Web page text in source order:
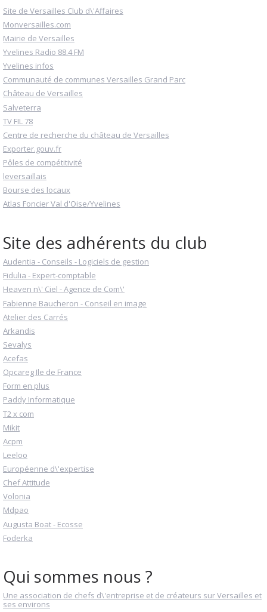
Site de Versailles Club d\'Affaires
Monversailles.com
Mairie de Versailles
Yvelines Radio 88.4 FM
Yvelines infos
Communauté de communes Versailles Grand Parc
Château de Versailles
Salveterra
TV FIL 78
Centre de recherche du château de Versailles
Exporter.gouv.fr
Pôles de compétitivité
leversaillais
Bourse des locaux
Atlas Foncier Val d'Oise/Yvelines
Site des adhérents du club
Audentia - Conseils - Logiciels de gestion
Fidulia - Expert-comptable
Heaven n\' Ciel - Agence de Com\'
Fabienne Baucheron - Conseil en image
Atelier des Carrés
Arkandis
Sevalys
Acefas
Opcareg Ile de France
Form en plus
Paddy Informatique
T2 x com
Mikit
Acpm
Leeloo
Européenne d\'expertise
Chef Attitude
Volonia
Mdpao
Augusta Boat - Ecosse
Foderka
Qui sommes nous ?
Une association de chefs d\'entreprise et de créateurs sur Versailles et
ses environs